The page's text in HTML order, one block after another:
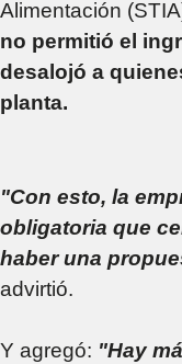
Alimentación
no permitió el
desalojó a
planta.
"Con esto, la
obligatoria que
haber una
advirtió.
Y agregó: "Hay